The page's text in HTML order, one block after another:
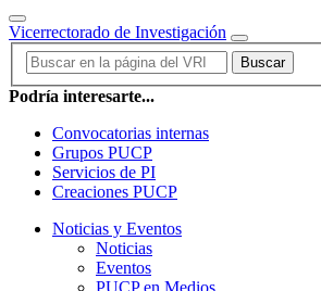
Vicerrectorado de Investigación
Buscar
Podría interesarte...
Convocatorias internas
Grupos PUCP
Servicios de PI
Creaciones PUCP
Noticias y Eventos
Noticias
Eventos
PUCP en Medios